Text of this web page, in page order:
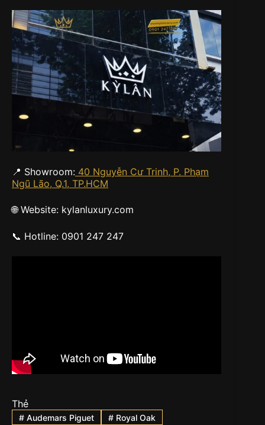
📍 Showroom: 40 Nguyễn Cư Trinh, P. Phạm
Ngũ Lão, Q.1, TP.HCM
🌐 Website: kylanluxury.com
📞 Hotline: 0901 247 247
Thẻ
#Audemars Piguet #Royal Oak